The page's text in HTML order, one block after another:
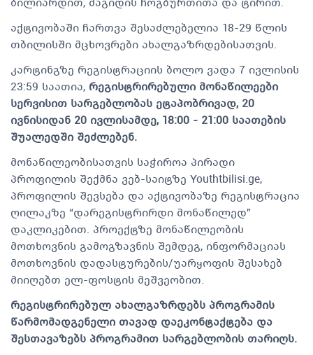
აქტივობაში ჩართვა შესაძლებელია 18-29 წლის
თბილისში მცხოვრები ახალგაზრდებისათვის.
კარტინგზე რეგისტრაციის ბოლო ვადა 7 ივლისის
23:59 საათია, რეგისტრირებული მონაწილეები
სერვისით სარგებლობას ეტაპობრივად, 20
ივნისიდან 20 ივლისამდე, 18:00 - 21:00 საათების
შუალედში შეძლებენ.
მონაწილეობისათვის საჭიროა პირადი
პროფილის შექმნა ვებ-საიტზე Youthtbilisi.ge,
პროფილის შევსება და აქტივობაზე რეგისტრაცია
ღილაკზე “დარეგისტრირდი მონაწილედ”
დაკლიკებით. პროექტზე მონაწილეობის
მოთხოვნის გამოგზავნის შემდეგ, ინფორმაციას
მოთხოვნის დადასტურების/უარყოფის შესახებ
მიიღებთ ელ-ფოსტის მეშვეობით.
რეგისტრირებულ ახალგაზრდებს პროგრამის
წარმომადგენელი თავად დაეკონტაქტება და
შესთავაზებს პროგრამით სარგებლობის თარიღს.